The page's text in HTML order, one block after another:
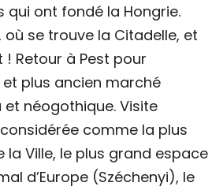
qui ont fondé la Hongrie.
se trouve la Citadelle, et
! Retour à Pest pour
plus ancien marché
néogothique. Visite
comme la plus
la Ville, le plus grand espace
d’Europe (Széchenyi), le